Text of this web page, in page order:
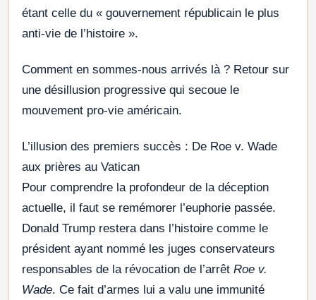
étant celle du « gouvernement républicain le plus
anti-vie de l’histoire ».
Comment en sommes-nous arrivés là ? Retour sur
une désillusion progressive qui secoue le
mouvement pro-vie américain.
L’illusion des premiers succès : De Roe v. Wade
aux prières au Vatican
Pour comprendre la profondeur de la déception
actuelle, il faut se remémorer l’euphorie passée.
Donald Trump restera dans l’histoire comme le
président ayant nommé les juges conservateurs
responsables de la révocation de l’arrêt Roe v.
Wade. Ce fait d’armes lui a valu une immunité